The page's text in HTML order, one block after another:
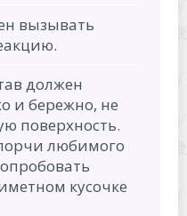
вызывать
должен
и бережно, не
поверхность.
любимого
кусочке